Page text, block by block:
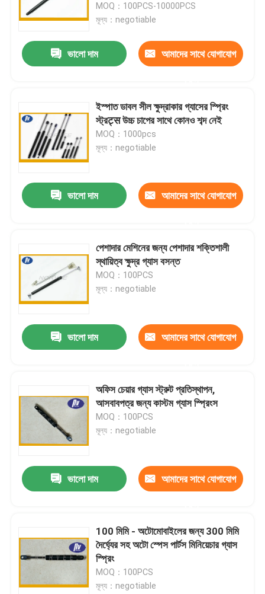
MOQ：100PCS-10000PCS
মূল্য：negotiable
ভালো দাম আমাদের সাথে যোগাযোগ
ইস্পাত ডাবল সীল ক্ষুদ্রাকার গ্যাসের স্প্রিং
স্ট্রट्स উচ্চ চাপের সাথে কোনও শব্দ নেই
MOQ：1000pcs
মূল্য：negotiable
ভালো দাম আমাদের সাথে যোগাযোগ
পেশাদার মেশিনের জন্য পেশাদার শক্তিশালী
স্থায়িত্ব ক্ষুদ্র গ্যাস বসন্ত
MOQ：100PCS
মূল্য：negotiable
ভালো দাম আমাদের সাথে যোগাযোগ
অফিস চেয়ার গ্যাস স্ট্রুট প্রতিস্থাপন,
আসবাবপত্র জন্য কাস্টম গ্যাস স্প্রিংস
MOQ：100PCS
মূল্য：negotiable
ভালো দাম আমাদের সাথে যোগাযোগ
100 মিমি - অটোমোবাইলের জন্য 300 মিমি
দৈর্ঘ্যের সহ অটো স্পেস পার্টস মিনিয়েচার গ্যাস
স্প্রিং
MOQ：100PCS
মূল্য：negotiable